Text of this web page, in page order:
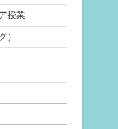
授業
）